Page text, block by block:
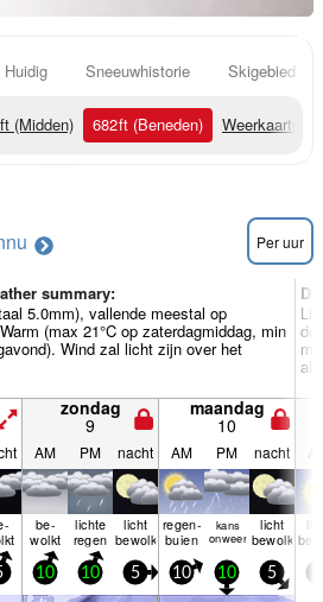
Huidig Sneeuwhistorie Skigebied
ft (Midden) 682ft (Beneden) Weerkaarten
nu Per uur
summary:
5.0mm), vallende meestal op
(max 21°C op zaterdagmiddag, min
Wind zal licht zijn over het
zondag
9
maandag
10
AM PM nacht AM PM nacht
be­
wolkt
lichte
regen
licht
bewolkt
regen­
buien
kans
onweer
licht
bewolkt
10 10 5 10 10 5